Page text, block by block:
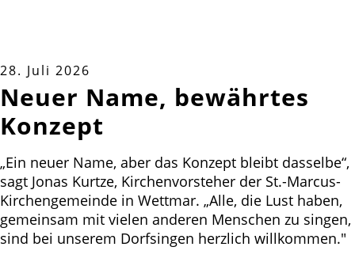
28. Juli 2026
Neuer Name, bewährtes
Konzept
„Ein neuer Name, aber das Konzept bleibt dasselbe“,
sagt Jonas Kurtze, Kirchenvorsteher der St.-Marcus-
Kirchengemeinde in Wettmar. „Alle, die Lust haben,
gemeinsam mit vielen anderen Menschen zu singen,
sind bei unserem Dorfsingen herzlich willkommen."